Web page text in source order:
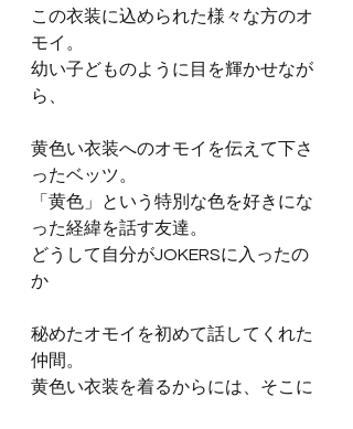
この衣装に込められた様々な方のオ
モイ。
幼い子どものように目を輝かせなが
ら、
黄色い衣装へのオモイを伝えて下さ
ったベッツ。
「黄色」という特別な色を好きにな
った経緯を話す友達。
どうして自分がJOKERSに入ったの
か
秘めたオモイを初めて話してくれた
仲間。
黄色い衣装を着るからには、そこに